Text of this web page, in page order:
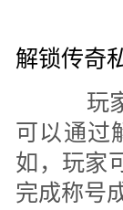
解锁传奇
玩家
可以通过
如，玩家
完成称号